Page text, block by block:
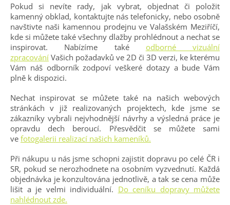
Pokud si nevíte rady, jak vybrat, objednat či položit
kamenný obklad, kontaktujte nás telefonicky, nebo osobně
navštivte naši kamennou prodejnu ve Valašském Meziříčí,
kde si můžete také všechny dlažby prohlédnout a nechat se
inspirovat. Nabízíme také odborné vizuální
zpracování Vašich požadavků ve 2D či 3D verzi, ke kterému
Vám náš odborník zodpoví veškeré dotazy a bude Vám
plně k dispozici.
Nechat inspirovat se můžete také na našich webových
stránkách v již realizovaných projektech, kde jsme se
zákazníky vybrali nejvhodnější návrhy a výsledná práce je
opravdu dech beroucí. Přesvědčit se můžete sami
ve fotogalerii realizací našich kameníků.
Při nákupu u nás jsme schopni zajistit dopravu po celé ČR i
SR, pokud se nerozhodnete na osobním vyzvednutí. Každá
objednávka je konzultována jednotlivě, a tak se cena může
lišit a je velmi individuální. Do ceníku dopravy můžete
nahlédnout zde.